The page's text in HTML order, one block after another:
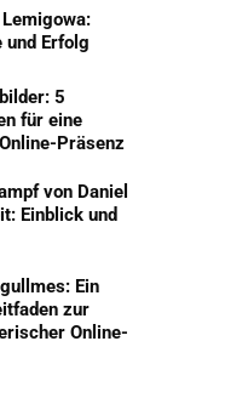
und Erfolg
5
für eine
Präsenz
von Daniel
Einblick und
Ein
zur
Online-